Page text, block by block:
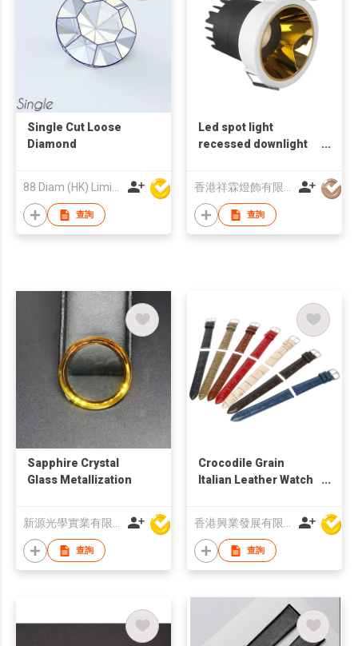
Single Cut Loose
Diamond
查詢
Led spot light
recessed downlight
查詢
Sapphire Crystal
Glass Metallization
查詢
Crocodile Grain
Italian Leather Watch
查詢